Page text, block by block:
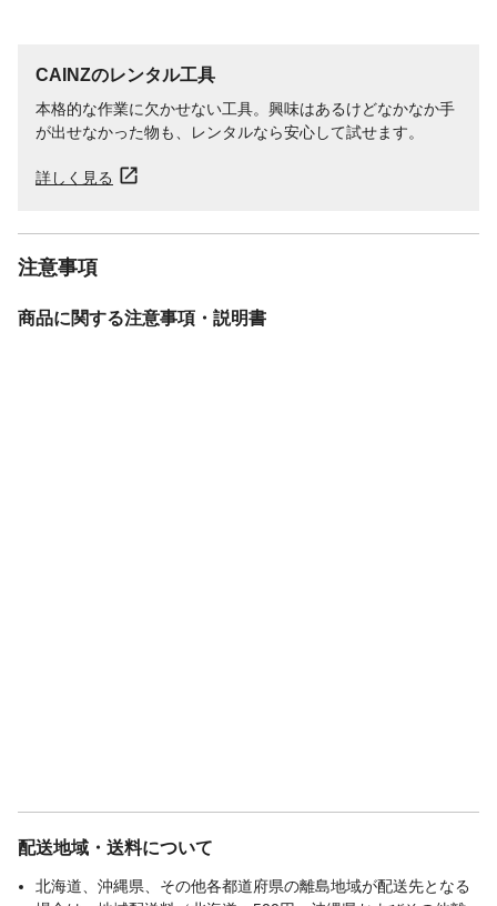
CAINZのレンタル工具
本格的な作業に欠かせない工具。興味はあるけどなかなか手
が出せなかった物も、レンタルなら安心して試せます。
詳しく見る
注意事項
商品に関する注意事項・説明書
配送地域・送料について
北海道、沖縄県、その他各都道府県の離島地域が配送先となる